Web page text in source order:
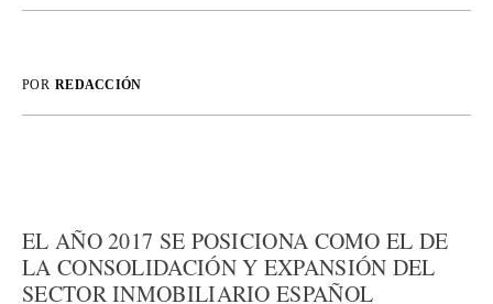
POR REDACCIÓN
EL AÑO 2017 SE POSICIONA COMO EL DE
LA CONSOLIDACIÓN Y EXPANSIÓN DEL
SECTOR INMOBILIARIO ESPAÑOL